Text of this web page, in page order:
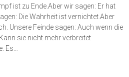
ist zu Ende.Aber wir sagen: Er hat
Die Wahrheit ist vernichtet.Aber
Unsere Feinde sagen: Auch wenn die
sie nicht mehr verbreitet
Es…